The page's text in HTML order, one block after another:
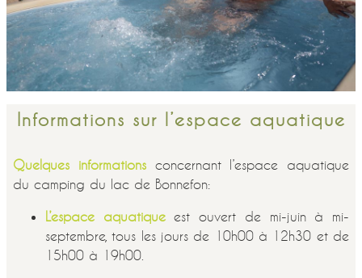
Informations sur l’espace aquatique
Quelques informationsconcernant l’espace aquatique
du camping du lac de Bonnefon:
L’espace aquatiqueest ouvert de mi-juin à mi-
septembre, tous les jours de 10h00 à 12h30 et de
15h00 à 19h00.